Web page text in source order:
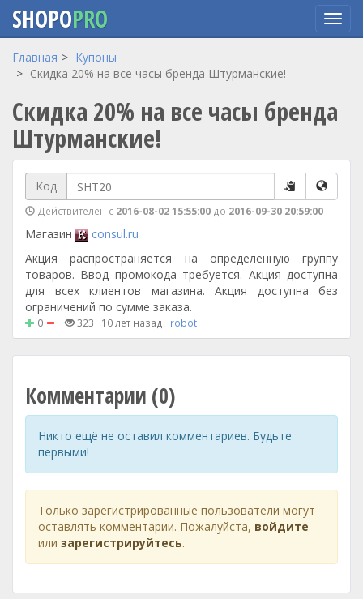
Перейти
содержанию
SHOPOPRO
Главная
Купоны
Скидка 20% на все часы бренда Штурманские!
Скидка 20% на все часы бренда
Штурманские!
Код
Действителен с 2016-08-02 15:55:00 до 2016-09-30 20:59:00
Магазин
consul.ru
Акция распространяется на определённую группу
товаров. Ввод промокода требуется. Акция доступна
для всех клиентов магазина. Акция доступна без
ограничений по сумме заказа.
0 323 10 лет назад robot
Комментарии (0)
Никто ещё не оставил комментариев. Будьте
первыми!
Только зарегистрированные пользователи могут
оставлять комментарии. Пожалуйста, войдите
или зарегистрируйтесь.